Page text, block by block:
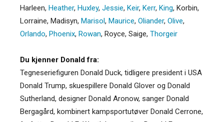
Harleen, Heather, Huxley, Jessie, Keir, Kerr, King, Korbin,
Lorraine, Madisyn, Marisol, Maurice, Oliander, Olive,
Orlando, Phoenix, Rowan, Royce, Saige, Thorgeir
Du kjenner Donald fra:
Tegneseriefiguren Donald Duck, tidligere president i USA
Donald Trump, skuespillere Donald Glover og Donald
Sutherland, designer Donald Aronow, sanger Donald
Bergagård, kombinert kampsportutøver Donald Cerrone,